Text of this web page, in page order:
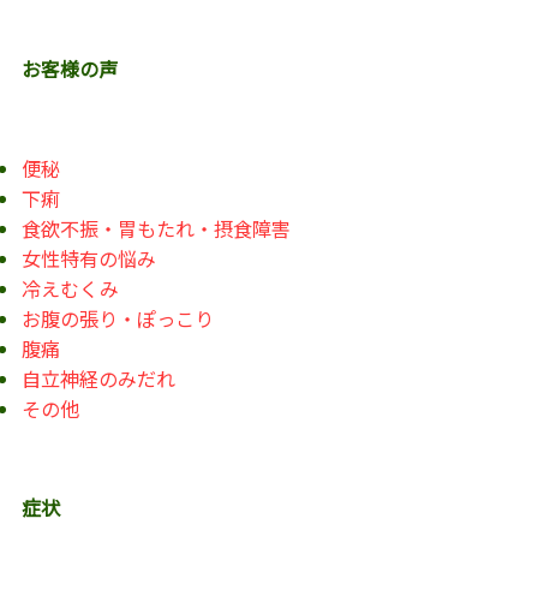
お客様の声
便秘
下痢
食欲不振・胃もたれ・摂食障害
女性特有の悩み
冷えむくみ
お腹の張り・ぽっこり
腹痛
自立神経のみだれ
その他
症状